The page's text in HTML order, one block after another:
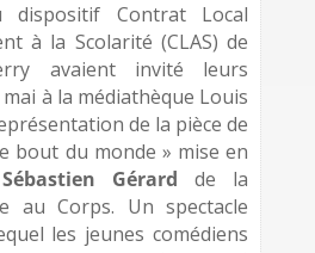
dispositif Contrat Local
à la Scolarité (CLAS) de
avaient invité leurs
à la médiathèque Louis
de la pièce de
bout du monde » mise en
Sébastien Gérard de la
au Corps. Un spectacle
les jeunes comédiens